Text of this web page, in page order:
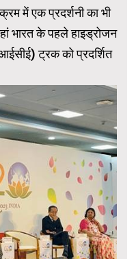
में एक प्रदर्शनी का भी
भारत के पहले हाइड्रोजन
ट्रक को प्रदर्शित